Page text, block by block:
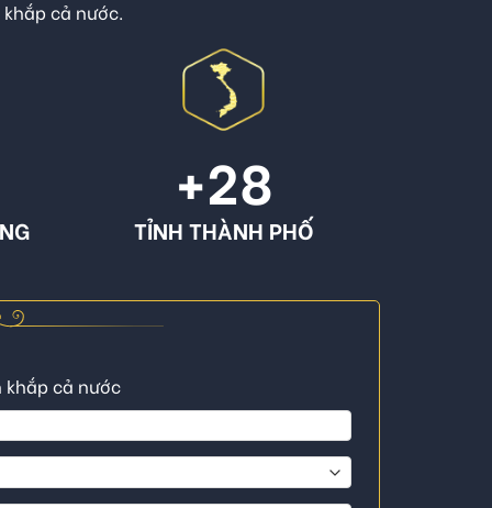
khắp cả nước.
+28
TỈNH THÀNH PHỐ
khắp cả nước